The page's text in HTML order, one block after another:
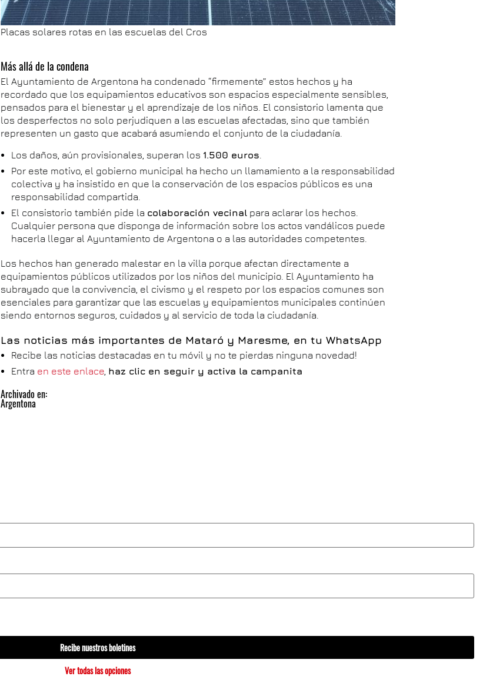
Placas solares rotas en las escuelas del Cros
Más allá de la condena
El Ayuntamiento de Argentona ha condenado “firmemente” estos hechos y ha
recordado que los equipamientos educativos son espacios especialmente sensibles,
pensados para el bienestar y el aprendizaje de los niños. El consistorio lamenta que
los desperfectos no solo perjudiquen a las escuelas afectadas, sino que también
representen un gasto que acabará asumiendo el conjunto de la ciudadanía.
Los daños, aún provisionales, superan los 1.500 euros
Por este motivo, el gobierno municipal ha hecho un llamamiento a la responsabilidad
colectiva y ha insistido en que la conservación de los espacios públicos es una
responsabilidad compartida.
El consistorio también pide la colaboración vecinal para aclarar los hechos.
Cualquier persona que disponga de información sobre los actos vandálicos puede
hacerla llegar al Ayuntamiento de Argentona o a las autoridades competentes.
Los hechos han generado malestar en la villa porque afectan directamente a
equipamientos públicos utilizados por los niños del municipio. El Ayuntamiento ha
subrayado que la convivencia, el civismo y el respeto por los espacios comunes son
esenciales para garantizar que las escuelas y equipamientos municipales continúen
siendo entornos seguros, cuidados y al servicio de toda la ciudadanía.
Las noticias más importantes de Mataró y Maresme, en tu WhatsApp
Recibe las noticias destacadas en tu móvil y no te pierdas ninguna novedad!
Entra en este enlace haz clic en seguir y activa la campanita
Archivado en:
Argentona
Recibe nuestros boletines
Ver todas las opciones